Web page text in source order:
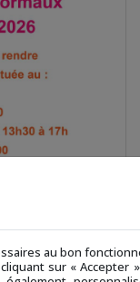
au bon
sur « Accepter